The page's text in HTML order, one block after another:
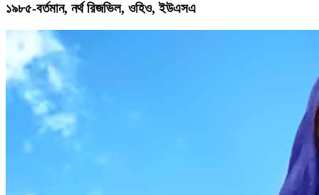
১৯৮৫-বর্তমান, নর্থ রিজভিল, ওহিও, ইউএসএ